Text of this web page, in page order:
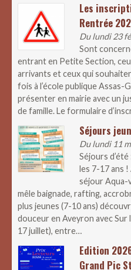
Les
Rentrée
Du lundi 23
Sont
entrant en Petite Section,
arrivants et ceux qui
fois à l’école publique Assas-
présenter en mairie avec un
de famille. Le formulaire
Séjours
Du lundi 11
Séjours
les 7-17 ans
séjour Aqua-
mêle baignade, rafting,
plus jeunes (7-10 ans)
douceur en Aveyron avec Sur
17 juillet), entre…
Edition
Grand Pic